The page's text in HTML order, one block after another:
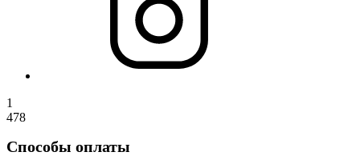
1
478
Способы оплаты